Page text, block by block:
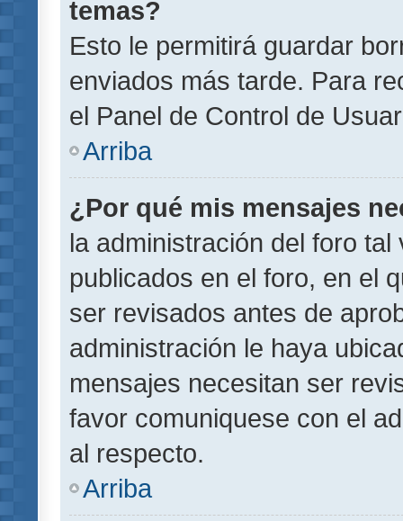
temas?
Esto le permitirá guardar
enviados más tarde. Para
el Panel de Control de
Arriba
¿Por qué mis mensajes
la administración del foro
publicados en el foro, en el
ser revisados antes de
administración le haya
mensajes necesitan ser
favor comuniquese con el
al respecto.
Arriba